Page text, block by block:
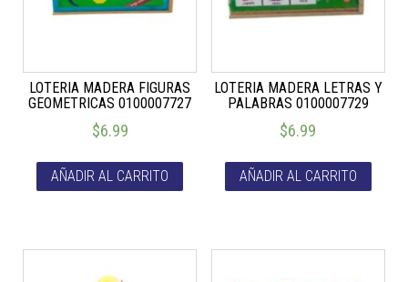
LOTERIA MADERA FIGURAS
GEOMETRICAS 0100007727
$6.99
AÑADIR AL CARRITO
LOTERIA MADERA LETRAS Y
PALABRAS 0100007729
$6.99
AÑADIR AL CARRITO